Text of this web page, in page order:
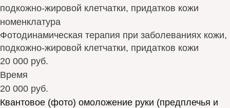
подкожно-жировой клетчатки, придатков кожи
номенклатура
Фотодинамическая терапия при заболеваниях кожи,
подкожно-жировой клетчатки, придатков кожи
20 000 руб.
Время
20 000 руб.
Квантовое (фото) омоложение руки (предплечья и